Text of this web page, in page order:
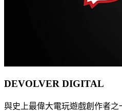
DEVOLVER DIGITAL
與史上最偉大電玩遊戲創作者之